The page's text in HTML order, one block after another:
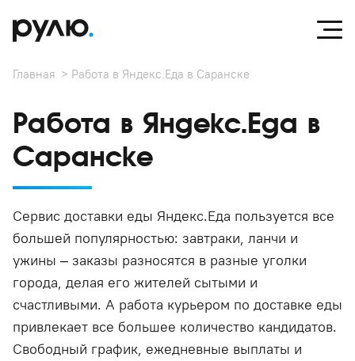
Главная Работа в Яндекс.Еда в Саранске
Работа в Яндекс.Еда в
Саранске
Сервис доставки еды Яндекс.Еда пользуется все
большей популярностью: завтраки, ланчи и
ужины – заказы разносятся в разные уголки
города, делая его жителей сытыми и
счастливыми. А работа курьером по доставке еды
привлекает все большее количество кандидатов.
Свободный график, ежедневные выплаты и